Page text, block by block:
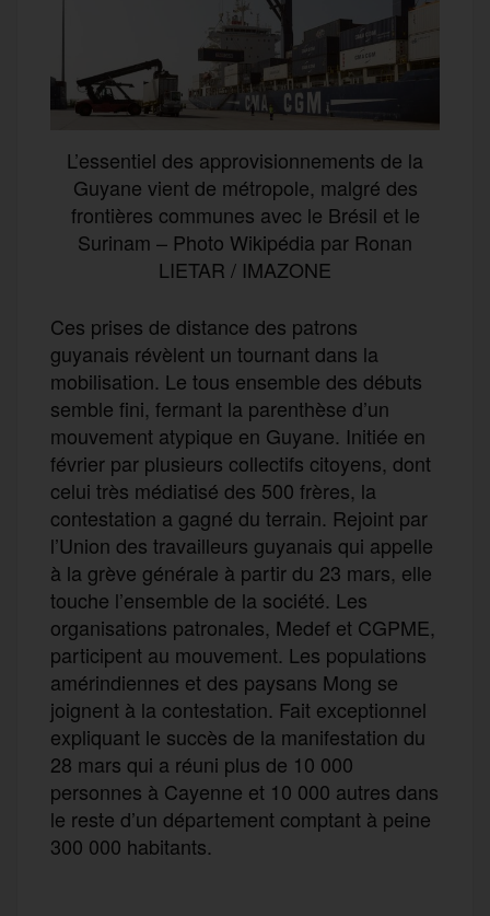
L’essentiel des approvisionnements de la
Guyane vient de métropole, malgré des
frontières communes avec le Brésil et le
Surinam – Photo Wikipédia par Ronan
LIETAR / IMAZONE
Ces prises de distance des patrons
guyanais révèlent un tournant dans la
mobilisation. Le tous ensemble des débuts
semble fini, fermant la parenthèse d’un
mouvement atypique en Guyane. Initiée en
février par plusieurs collectifs citoyens, dont
celui très médiatisé des 500 frères, la
contestation a gagné du terrain. Rejoint par
l’Union des travailleurs guyanais qui appelle
à la grève générale à partir du 23 mars, elle
touche l’ensemble de la société. Les
organisations patronales, Medef et CGPME,
participent au mouvement. Les populations
amérindiennes et des paysans Mong se
joignent à la contestation. Fait exceptionnel
expliquant le succès de la manifestation du
28 mars qui a réuni plus de 10 000
personnes à Cayenne et 10 000 autres dans
le reste d’un département comptant à peine
300 000 habitants.